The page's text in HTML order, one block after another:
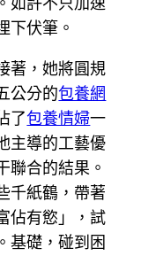
下伏筆。
著，她將圓規
公分的包養網
了包養情婦一
主導的工藝優
聯合的結果。
千紙鶴，帶著
佔有慾」，試
基礎，碰到困